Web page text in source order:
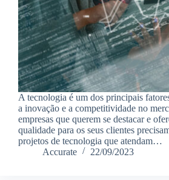
A tecnologia é um dos principais
a inovação e a competitividade no
empresas que querem se destacar e
qualidade para os seus clientes
projetos de tecnologia que atendam…
Accurate
22/09/2023